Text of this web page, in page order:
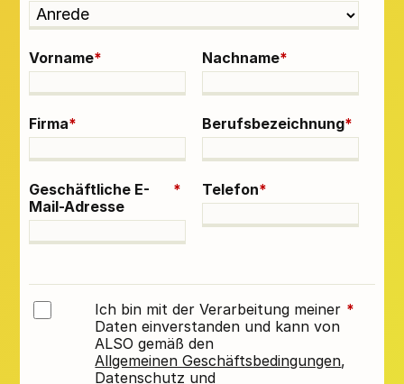
*
Vorname *
Nachname
*
Firma *
Berufsbezeichnung
*
Geschäftliche E-
Mail-Adresse
*
Telefon
*
Ich bin mit der Verarbeitung meiner
Daten einverstanden und kann von
ALSO gemäß den
Allgemeinen Geschäftsbedingungen,
Datenschutz und